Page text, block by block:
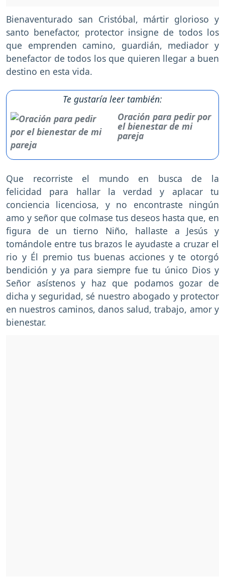
Bienaventurado san Cristóbal, mártir glorioso y
santo benefactor, protector insigne de todos los
que emprenden camino, guardián, mediador y
benefactor de todos los que quieren llegar a buen
destino en esta vida.
Te gustaría leer también:
Oración para pedir por
el bienestar de mi
pareja
Que recorriste el mundo en busca de la
felicidad para hallar la verdad y aplacar tu
conciencia licenciosa, y no encontraste ningún
amo y señor que colmase tus deseos hasta que, en
figura de un tierno Niño, hallaste a Jesús y
tomándole entre tus brazos le ayudaste a cruzar el
rio y Él premio tus buenas acciones y te otorgó
bendición y ya para siempre fue tu único Dios y
Señor asístenos y haz que podamos gozar de
dicha y seguridad, sé nuestro abogado y protector
en nuestros caminos, danos salud, trabajo, amor y
bienestar.